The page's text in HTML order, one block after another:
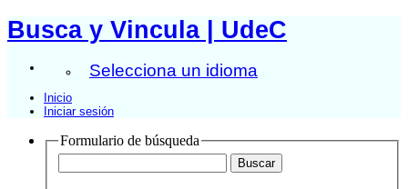
Busca y Vincula | UdeC
Selecciona un idioma
Inicio
Iniciar sesión
Formulario de búsqueda